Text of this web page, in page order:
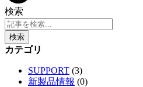
検索
検索
カテゴリ
SUPPORT (3)
新製品情報 (0)